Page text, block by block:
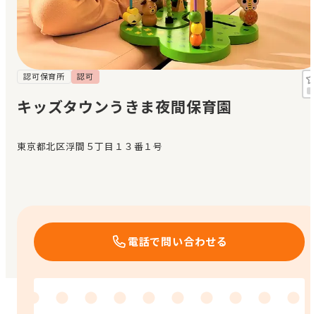
見学日記
メッセージ
おすすめの園
エンクルの特徴と活用方法
認可保育所 認可
キッズタウンうきま夜間保育園
東京都北区浮間５丁目１３番１号
電話で問い合わせる